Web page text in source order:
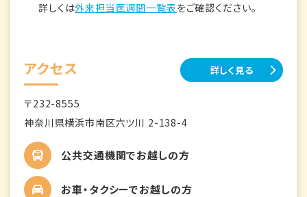
詳しくは外来担当医週間一覧表をご確認ください。
アクセス 詳しく見る
〒232-8555
神奈川県横浜市南区六ツ川 2-138-4
公共交通機関でお越しの方
お車・タクシーでお越しの方